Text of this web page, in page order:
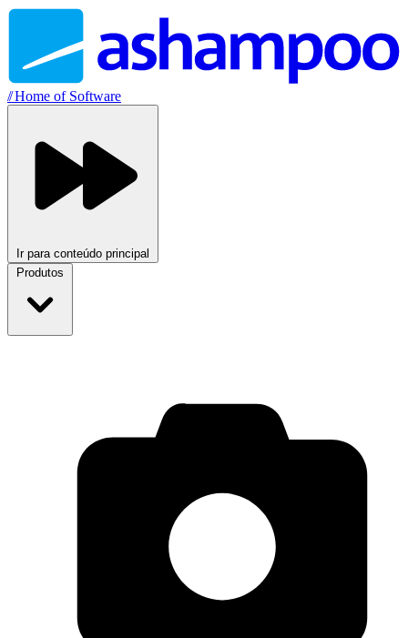
//Home of Software
Ir para conteúdo principal
Produtos